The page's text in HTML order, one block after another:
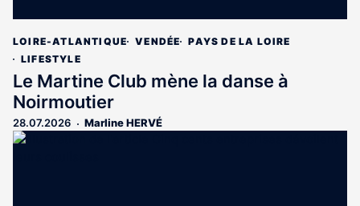
LOIRE-ATLANTIQUE VENDÉE
PAYS DE LA LOIRE
LIFESTYLE
Le Martine Club mène la danse à
Noirmoutier
28.07.2026 Marline HERVÉ